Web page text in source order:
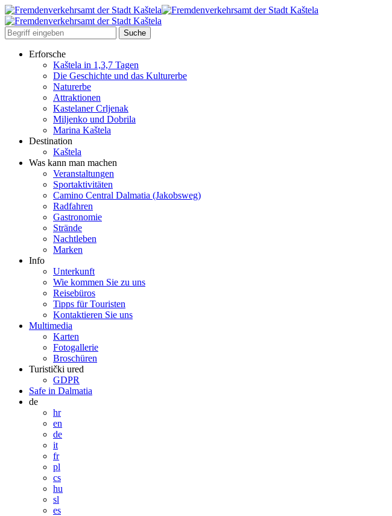
Erforsche
Kaštela in 1,3,7 Tagen
Die Geschichte und das Kulturerbe
Naturerbe
Attraktionen
Kastelaner Crljenak
Miljenko und Dobrila
Marina Kaštela
Destination
Kaštela
Was kann man machen
Veranstaltungen
Sportaktivitäten
Camino Central Dalmatia (Jakobsweg)
Radfahren
Gastronomie
Strände
Nachtleben
Marken
Info
Unterkunft
Wie kommen Sie zu uns
Reisebüros
Tipps für Touristen
Kontaktieren Sie uns
Multimedia
Karten
Fotogallerie
Broschüren
Turistički ured
GDPR
Safe in Dalmatia
de
hr
en
de
it
fr
pl
cs
hu
sl
es